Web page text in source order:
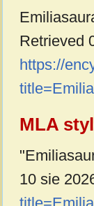
Retrieved
https://
MLA
10 sie